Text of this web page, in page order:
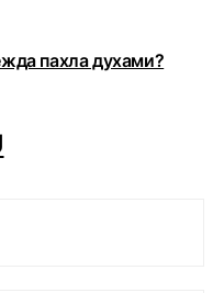
пахла духами?